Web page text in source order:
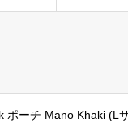
ポーチ Mano Khaki (L